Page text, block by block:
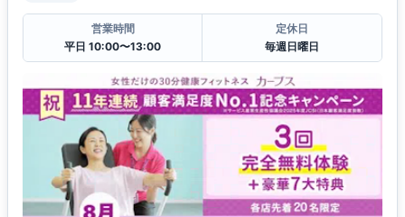
営業時間
平日 10:00〜13:00
定休日
毎週日曜日